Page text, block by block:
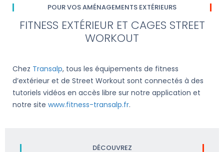
POUR VOS AMÉNAGEMENTS EXTÉRIEURS
FITNESS EXTÉRIEUR ET CAGES STREET
WORKOUT
Chez Transalp, tous les équipements de fitness
d’extérieur et de Street Workout sont connectés à des
tutoriels vidéos en accès libre sur notre application et
notre site www.fitness-transalp.fr.
DÉCOUVREZ